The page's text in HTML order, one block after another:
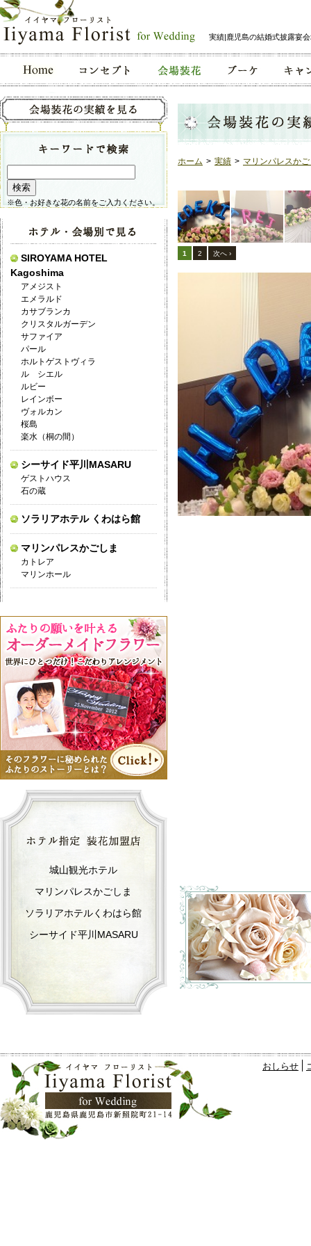
実績|鹿児島の結婚式披露宴
ホーム > 実績 > マリンパレスか
1 2 次へ ›
※色・お好きな花の名前をご入力ください。
SIROYAMA HOTEL
Kagoshima
アメジスト
エメラルド
カサブランカ
クリスタルガーデン
サファイア
パール
ホルトゲストヴィラ
ル シエル
ルビー
レインボー
ヴォルカン
桜島
楽水（桐の間）
シーサイド平川MASARU
ゲストハウス
石の蔵
ソラリアホテル くわはら館
マリンパレスかごしま
カトレア
マリンホール
城山観光ホテル
マリンパレスかごしま
ソラリアホテルくわはら館
シーサイド平川MASARU
おしらせ